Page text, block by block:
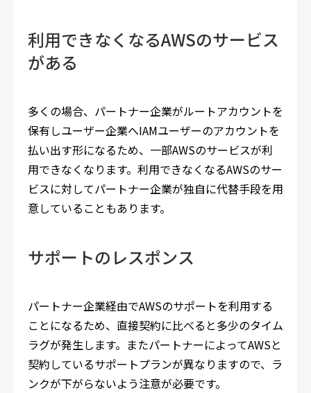
利用できなくなるAWSのサービス
がある
多くの場合、パートナー企業がルートアカウントを
保有しユーザー企業へIAMユーザーのアカウントを
払い出す形になるため、一部AWSのサービスが利
用できなくなります。利用できなくなるAWSのサー
ビスに対してパートナー企業が独自に代替手段を用
意していることもあります。
サポートのレスポンス
パートナー企業経由でAWSのサポートを利用する
ことになるため、直接契約に比べると多少のタイム
ラグが発生します。またパートナーによってAWSと
契約しているサポートプランが異なりますので、ラ
ンクが下がらないよう注意が必要です。